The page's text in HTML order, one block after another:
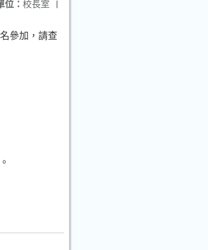
位： 校長室 |
參加，請查